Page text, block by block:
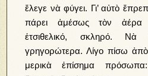
ἔλεγε νὰ φύγει. Γι’ αὐτὸ
πάρει ἀμέσως τὸν ἀέρα
ἐτσιθελικό, σκληρό. Νὰ
γρηγορώτερα. Λίγο πίσω
μερικὰ ἐπίσημα πρόσωπα: